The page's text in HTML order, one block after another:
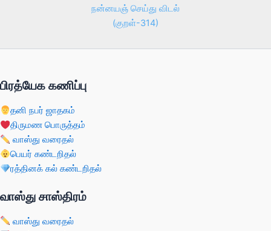
நன்னயஞ் செய்து விடல்
(குறள்-314)
பிரத்யேக கணிப்பு
தனி நபர் ஜாதகம்
திருமண பொருத்தம்
வாஸ்து வரைதல்
பெயர் கண்டறிதல்
ரத்தினக் கல் கண்டறிதல்
வாஸ்து சாஸ்திரம்
வாஸ்து வரைதல்